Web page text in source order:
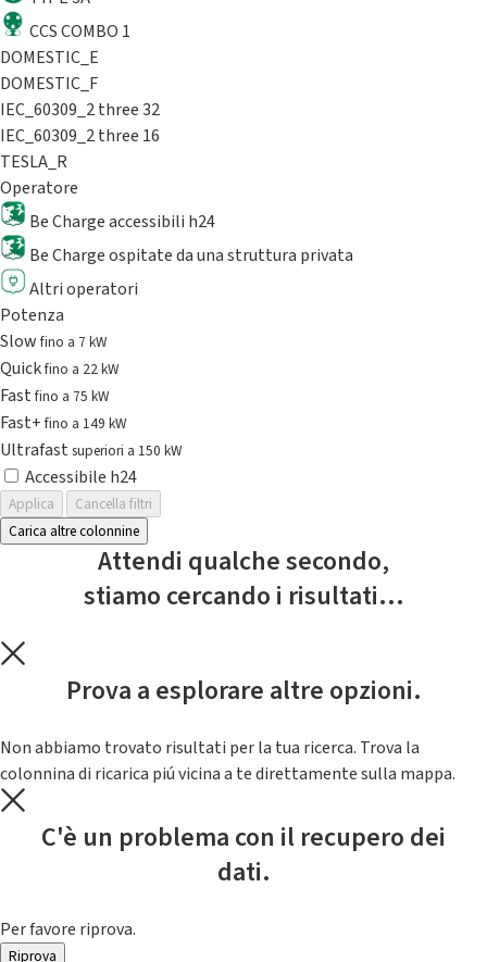
CCS COMBO 1
DOMESTIC_E
DOMESTIC_F
IEC_60309_2 three 32
IEC_60309_2 three 16
TESLA_R
Operatore
Be Charge accessibili h24
Be Charge ospitate da una struttura privata
Altri operatori
Potenza
Slowfino a 7 kW
Quickfino a 22 kW
Fastfino a 75 kW
Fast+fino a 149 kW
Ultrafast superiori a 150 kW
Accessibile h24
Applica
Cancella filtri
Carica altre colonnine
Attendi qualche secondo,
stiamo cercando i risultati...
Prova a esplorare altre opzioni.
Non abbiamo trovato risultati per la tua ricerca. Trova la
colonnina di ricarica piú vicina a te direttamente sulla mappa.
C'è un problema con il recupero dei
dati.
Per favore riprova.
Riprova